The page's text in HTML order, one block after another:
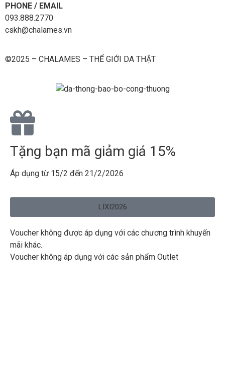
PHONE / EMAIL
093.888.2770
cskh@chalames.vn
©2025 – CHALAMES – THẾ GIỚI DA THẬT
Tặng bạn mã giảm giá 15%
Áp dụng từ 15/2 đến 21/2/2026
LIXI2026
Voucher không được áp dụng với các chương trình khuyến
mãi khác.
Voucher không áp dụng với các sản phẩm Outlet